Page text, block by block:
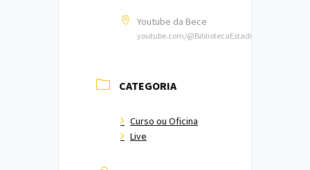
Youtube da Bece
youtube.com/@BibliotecaEstadualdoCeara
CATEGORIA
Curso ou Oficina
Live